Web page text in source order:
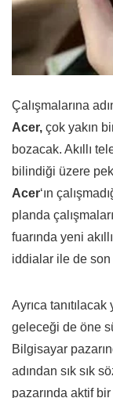
Çalışmalarına
Acer, çok yakın
bozacak. Akıllı
bilindiği üzere
Acer‘ın
planda
fuarında yeni
iddialar ile de
Ayrıca
geleceği de öne
Bilgisayar
adından sık sık
pazarında aktif